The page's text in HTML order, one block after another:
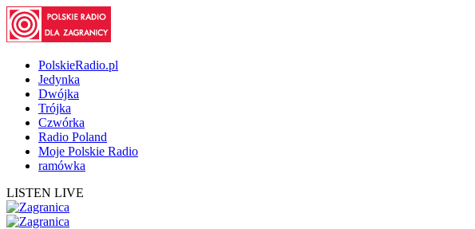
PolskieRadio.pl
Jedynka
Dwójka
Trójka
Czwórka
Radio Poland
Moje Polskie Radio
ramówka
LISTEN LIVE